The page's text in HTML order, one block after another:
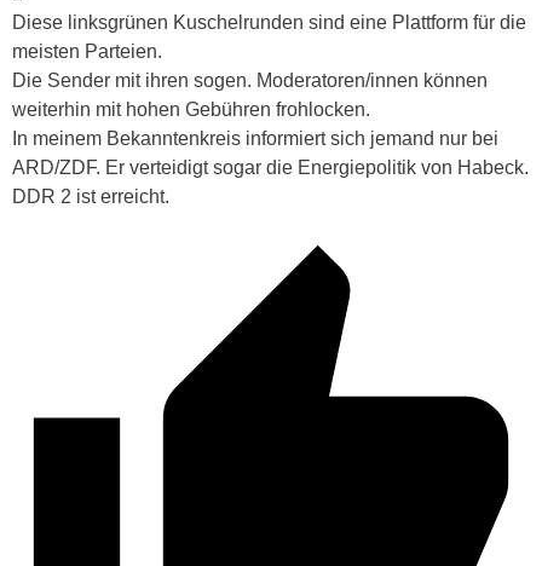
Diese linksgrünen Kuschelrunden sind eine Plattform für die
meisten Parteien.
Die Sender mit ihren sogen. Moderatoren/innen können
weiterhin mit hohen Gebühren frohlocken.
In meinem Bekanntenkreis informiert sich jemand nur bei
ARD/ZDF. Er verteidigt sogar die Energiepolitik von Habeck.
DDR 2 ist erreicht.